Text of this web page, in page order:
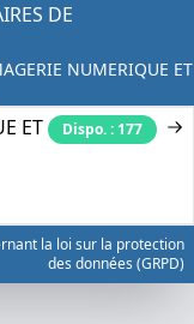
DE
NUMERIQUE ET
ET
Dispo. : 177
la loi sur la protection
des données (GRPD)